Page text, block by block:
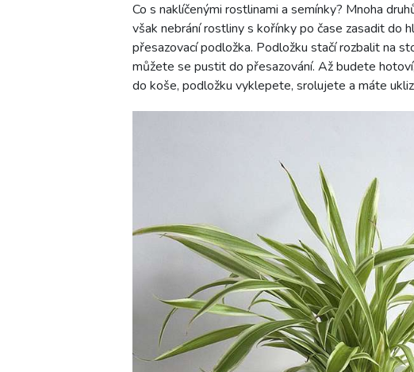
Co s naklíčenými rostlinami a semínky? Mnoha
však nebrání rostliny s kořínky po čase zasadit do
přesazovací podložka. Podložku stačí rozbalit na
můžete se pustit do přesazování. Až budete
do koše, podložku vyklepete, srolujete a máte